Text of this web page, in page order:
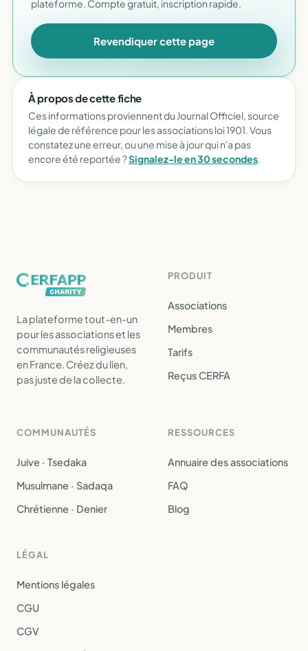
plateforme. Compte gratuit, inscription rapide.
Revendiquer cette page
À propos de cette fiche
Ces informations proviennent du Journal Officiel, source
légale de référence pour les associations loi 1901. Vous
constatez une erreur, ou une mise à jour qui n'a pas
encore été reportée ?Signalez-le en 30 secondes.
La plateforme tout-en-un
pour les associations et les
communautés religieuses
en France. Créez du lien,
pas juste de la collecte.
PRODUIT
Associations
Membres
Tarifs
Reçus CERFA
COMMUNAUTÉS
Juive · Tsedaka
Musulmane · Sadaqa
Chrétienne · Denier
RESSOURCES
Annuaire des associations
FAQ
Blog
LÉGAL
Mentions légales
CGU
CGV